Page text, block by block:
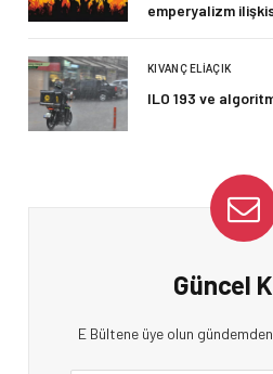
emperyalizm
KIVANÇ ELIAÇIK
ILO 193 ve
Güncel
E Bültene üye olun